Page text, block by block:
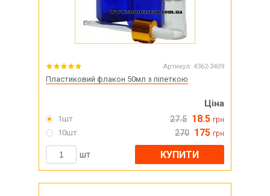
Артикул: 4362-3409
Пластиковий флакон 50мл з піпеткою
Ціна
1шт 27.5 18.5 грн
10шт 270 175 грн
шт КУПИТИ